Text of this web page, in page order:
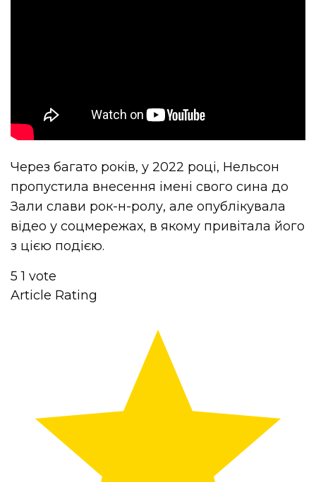
Через багато років, у 2022 році, Нельсон
пропустила внесення імені свого сина до
Зали слави рок-н-ролу, але опублікувала
відео у соцмережах, в якому привітала його
з цією подією.
5 1 vote
Article Rating